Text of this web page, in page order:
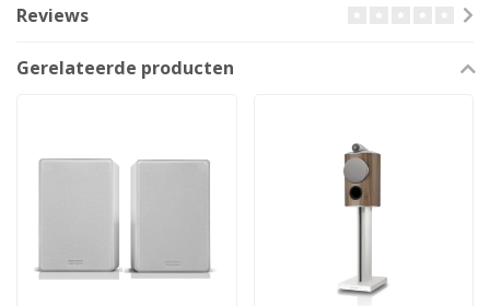
Reviews
Gerelateerde producten